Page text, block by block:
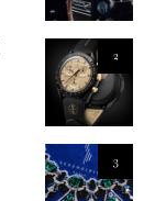
2
3